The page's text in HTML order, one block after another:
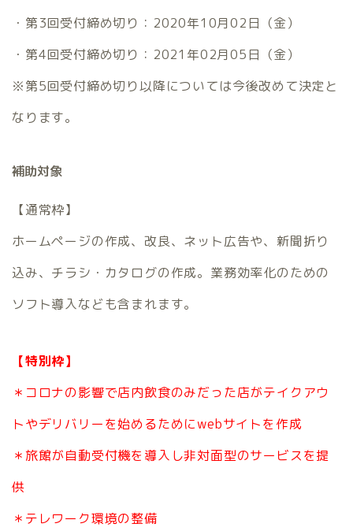
・第3回受付締め切り：2020年10月02日（金）
・第4回受付締め切り：2021年02月05日（金）
※第5回受付締め切り以降については今後改めて決定と
なります。
補助対象
【通常枠】
ホームページの作成、改良、ネット広告や、新聞折り
込み、チラシ・カタログの作成。業務効率化のための
ソフト導入なども含まれます。
【特別枠】
＊コロナの影響で店内飲食のみだった店がテイクアウ
トやデリバリーを始めるためにwebサイトを作成
＊旅館が自動受付機を導入し非対面型のサービスを提
供
＊テレワーク環境の整備